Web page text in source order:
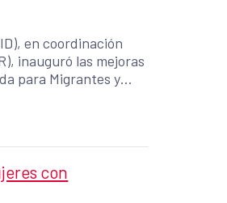
en coordinación
inauguró las mejoras
para Migrantes y
con